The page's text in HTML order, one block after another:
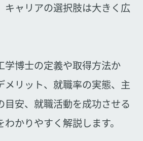
キャリアの選択肢は大きく広
学博士の定義や取得方法か
メリット、就職率の実態、主
目安、就職活動を成功させる
かりやすく解説します。